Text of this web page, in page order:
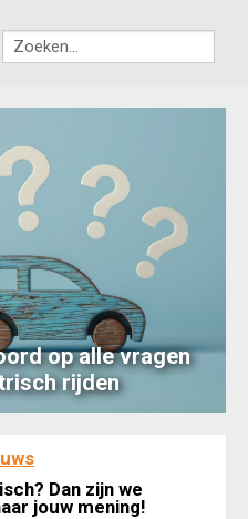
op alle vragen
rijden
Dan zijn we
jouw mening!